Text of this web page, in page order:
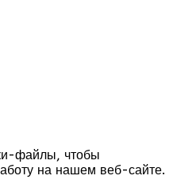
файлы, чтобы
на нашем веб-сайте.